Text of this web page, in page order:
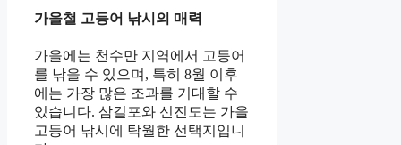
가을철 고등어 낚시의 매력
가을에는 천수만 지역에서 고등어
를 낚을 수 있으며, 특히 8월 이후
에는 가장 많은 조과를 기대할 수
있습니다. 삼길포와 신진도는 가을
고등어 낚시에 탁월한 선택지입니